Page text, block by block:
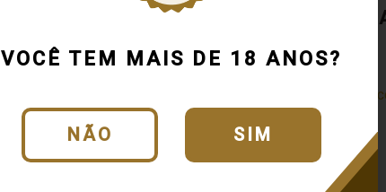
VOCÊ TEM MAIS DE 18 ANOS?
NÃO SIM
Cachaça
CLIQUE E VEJA OS
R$ 71,42